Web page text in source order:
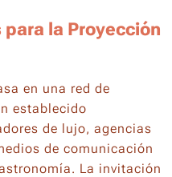
la Proyección
en una red de
establecido
de lujo, agencias
de comunicación
La invitación